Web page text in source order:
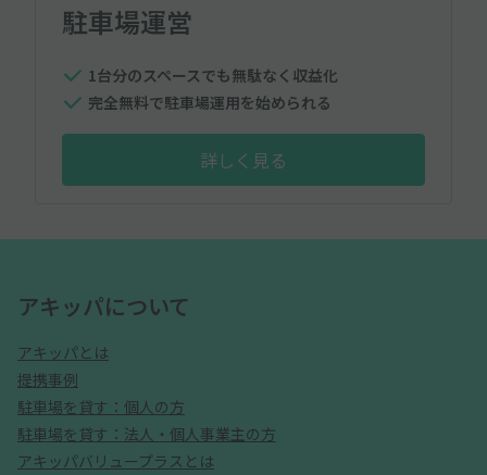
駐車場運営
1台分のスペースでも無駄なく収益化
完全無料で駐車場運用を始められる
詳しく見る
アキッパについて
アキッパとは
提携事例
駐車場を貸す：個人の方
駐車場を貸す：法人・個人事業主の方
アキッパバリュープラスとは